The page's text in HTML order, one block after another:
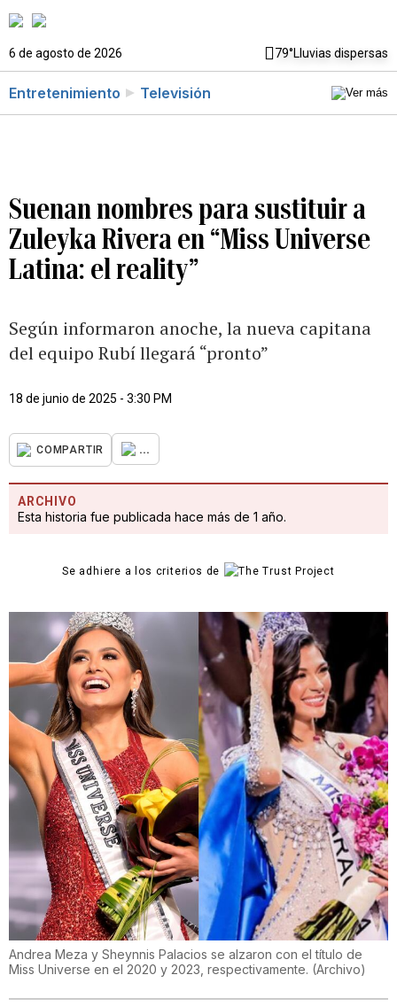
6 de agosto de 2026 79°Lluvias dispersas
Entretenimiento Televisión
Suenan nombres para sustituir a
Zuleyka Rivera en “Miss Universe
Latina: el reality”
Según informaron anoche, la nueva capitana
del equipo Rubí llegará “pronto”
18 de junio de 2025 - 3:30 PM
COMPARTIR ...
ARCHIVO
Esta historia fue publicada hace más de 1 año.
Se adhiere a los criterios de
Andrea Meza y Sheynnis Palacios se alzaron con el título de
Miss Universe en el 2020 y 2023, respectivamente. (Archivo)